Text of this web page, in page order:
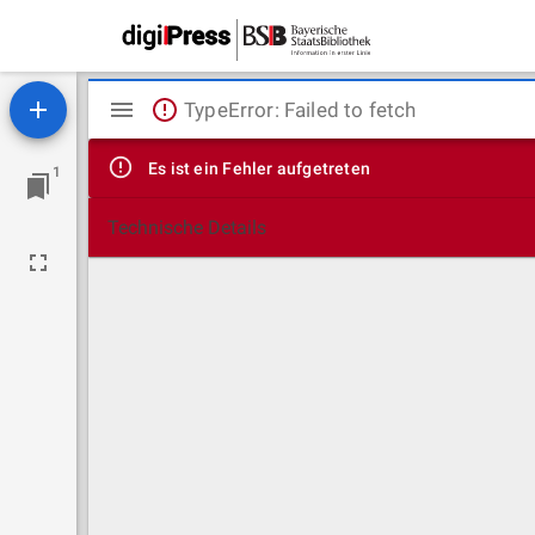
1
Mirador
Viewer
TypeError: Failed to fetch
Es ist ein Fehler aufgetreten
Technische Details